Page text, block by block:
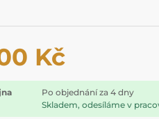
Kč
Po objednání za 4 dny
Skladem, odesíláme v